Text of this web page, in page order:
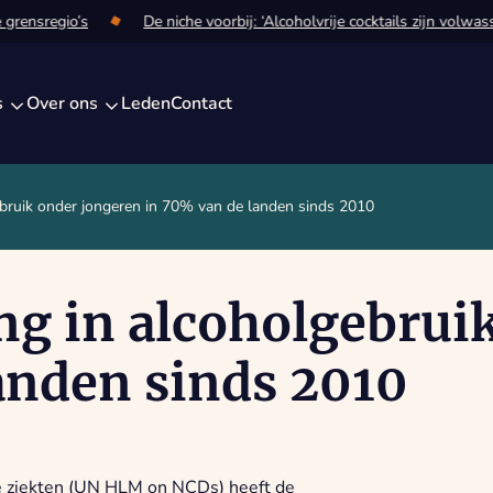
De niche voorbij: ‘Alcoholvrije cocktails zijn
Over ons LedenContact
onder jongeren in 70% van de landen sinds 2010
in
sinds 2010
(UN HLM on NCDs) heeft de